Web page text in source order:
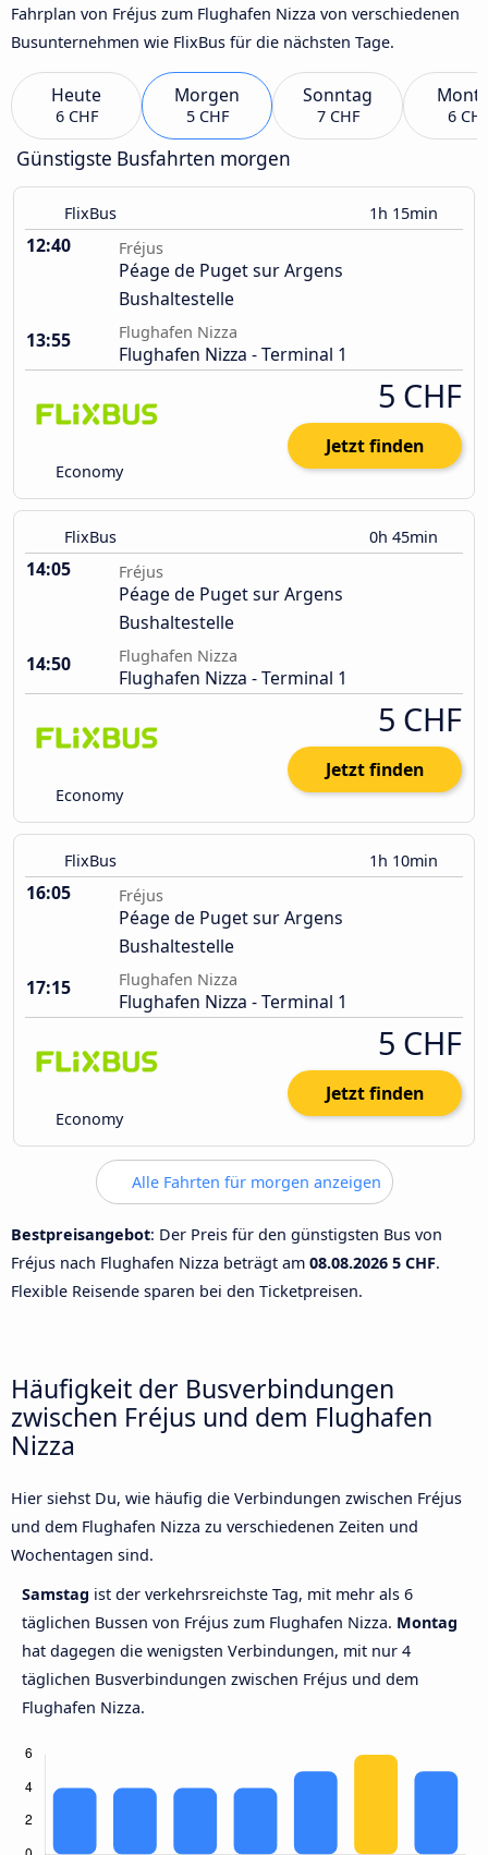
Fahrplan von Fréjus zum Flughafen Nizza von verschiedenen
Busunternehmen wie FlixBus für die nächsten Tage.
Heute
6 CHF
Morgen
5 CHF
Sonntag
7 CHF 6
Günstigste Busfahrten morgen
FlixBus 1h 15min
12:40 Fréjus
Péage de Puget sur Argens
Bushaltestelle
13:55
Flughafen Nizza
Flughafen Nizza - Terminal 1
Economy
5 CHF
Jetzt finden
FlixBus 0h 45min
14:05 Fréjus
Péage de Puget sur Argens
Bushaltestelle
14:50
Flughafen Nizza
Flughafen Nizza - Terminal 1
Economy
5 CHF
Jetzt finden
FlixBus 1h 10min
16:05 Fréjus
Péage de Puget sur Argens
Bushaltestelle
17:15
Flughafen Nizza
Flughafen Nizza - Terminal 1
Economy
5 CHF
Jetzt finden
Alle Fahrten für morgen anzeigen
Bestpreisangebot: Der Preis für den günstigsten Bus von
Fréjus nach Flughafen Nizza beträgt am 08.08.2026 5 CHF.
Flexible Reisende sparen bei den Ticketpreisen.
Häufigkeit der Busverbindungen
zwischen Fréjus und dem Flughafen
Nizza
Hier siehst Du, wie häufig die Verbindungen zwischen Fréjus
und dem Flughafen Nizza zu verschiedenen Zeiten und
Wochentagen sind.
Samstag ist der verkehrsreichste Tag, mit mehr als 6
täglichen Bussen von Fréjus zum Flughafen Nizza. Montag
hat dagegen die wenigsten Verbindungen, mit nur 4
täglichen Busverbindungen zwischen Fréjus und dem
Flughafen Nizza.